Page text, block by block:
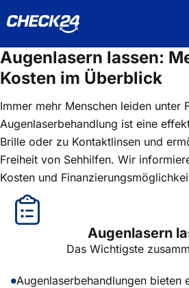
Augenlasern lassen:
Kosten im Überblick
Immer mehr Menschen leiden unter
Augenlaserbehandlung ist eine
Brille oder zu Kontaktlinsen und
Freiheit von Sehhilfen. Wir
Kosten und
Augenlasern
Das Wichtigste
Augenlaserbehandlungen bieten